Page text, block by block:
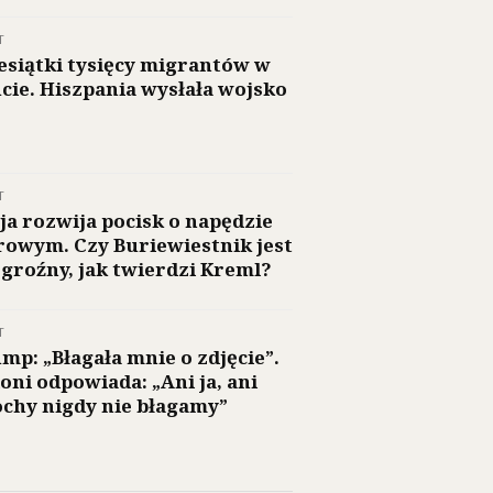
tysięcy migrantów w
Hiszpania wysłała wojsko
rozwija pocisk o napędzie
Czy Buriewiestnik jest
jak twierdzi Kreml?
„Błagała mnie o zdjęcie”.
odpowiada: „Ani ja, ani
nigdy nie błagamy”